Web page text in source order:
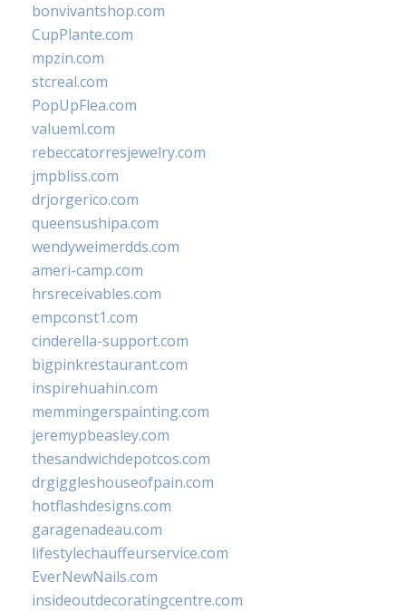
bonvivantshop.com
CupPlante.com
mpzin.com
stcreal.com
PopUpFlea.com
valueml.com
rebeccatorresjewelry.com
jmpbliss.com
drjorgerico.com
queensushipa.com
wendyweimerdds.com
ameri-camp.com
hrsreceivables.com
empconst1.com
cinderella-support.com
bigpinkrestaurant.com
inspirehuahin.com
memmingerspainting.com
jeremypbeasley.com
thesandwichdepotcos.com
drgiggleshouseofpain.com
hotflashdesigns.com
garagenadeau.com
lifestylechauffeurservice.com
EverNewNails.com
insideoutdecoratingcentre.com